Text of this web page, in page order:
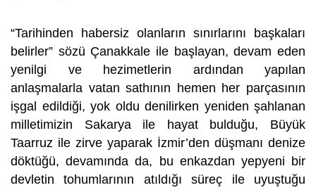
“Tarihinden habersiz olanların sınırlarını başkaları
belirler” sözü Çanakkale ile başlayan, devam eden
yenilgi ve hezimetlerin ardından yapılan
anlaşmalarla vatan sathının hemen her parçasının
işgal edildiği, yok oldu denilirken yeniden şahlanan
milletimizin Sakarya ile hayat bulduğu, Büyük
Taarruz ile zirve yaparak İzmir’den düşmanı denize
döktüğü, devamında da, bu enkazdan yepyeni bir
devletin tohumlarının atıldığı süreç ile uyuştuğu